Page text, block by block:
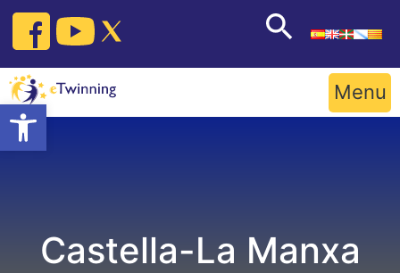
Open toolbar
Skip
content
Menu
Castella-La Manxa